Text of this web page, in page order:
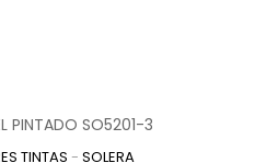
PINTADO SO5201-3
TINTAS -SOLERA